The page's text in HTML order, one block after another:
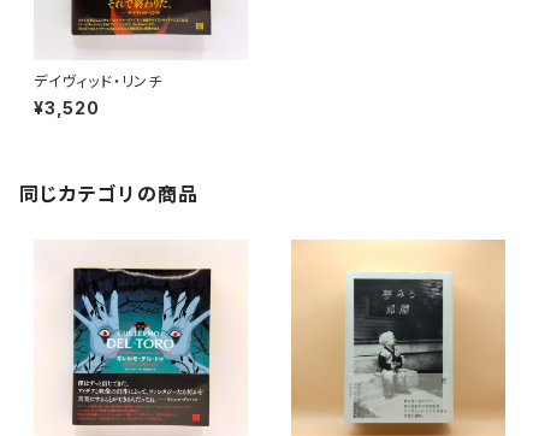
デイヴィッド・リンチ
¥3,520
同じカテゴリの商品